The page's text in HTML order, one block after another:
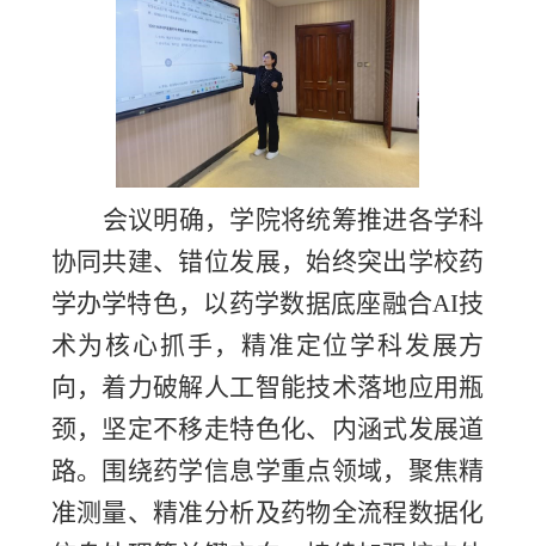
会议明确，学院将统筹推进各学科
协同共建、错位发展，始终突出学校药
学办学特色，以药学数据底座融合AI技
术为核心抓手，精准定位学科发展方
向，着力破解人工智能技术落地应用瓶
颈，坚定不移走特色化、内涵式发展道
路。围绕药学信息学重点领域，聚焦精
准测量、精准分析及药物全流程数据化